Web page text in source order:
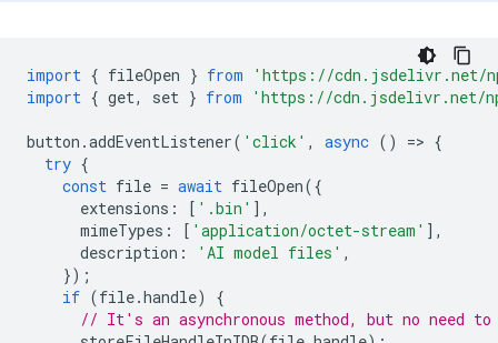
import { fileOpen } from
'https://cdn.jsdelivr.net/
import { get, set } from 'https://cdn.jsdelivr.net/
button .addEventListener( 'click' , async () => {
try {
const file = await fileOpen({
extensions : [ '.bin' ],
mimeTypes : [ 'application/octet-stream' ],
description : 'AI model files' ,
});
if (file.handle)
{
// It's an asynchronous method, but no need